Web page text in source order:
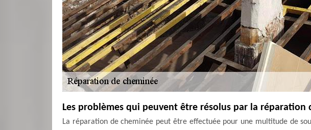
Les problèmes qui peuvent être résolus par la réparation
La réparation de cheminée peut être effectuée pour une multitude de